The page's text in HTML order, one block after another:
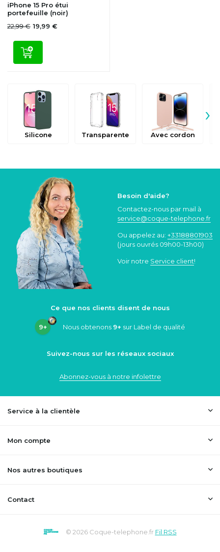
iPhone 15 Pro étui
portefeuille (noir)
22,99 € 19,99 €
Silicone Transparente Avec cordon
›
Besoin d'aide?
Contactez-nous par mail à
service@coque-telephone.fr
Ou appelez au: +33188801903
(jours ouvrés 09h00-13h00)
Voir notre Service client!
Ce que nos clients disent de nous
9+ Nous obtenons 9+ sur Label de qualité
Suivez-nous sur les réseaux sociaux
Abonnez-vous à notre infolettre
Service à la clientèle
Mon compte
Nos autres boutiques
Contact
© 2026 Coque-telephone.fr Fil RSS